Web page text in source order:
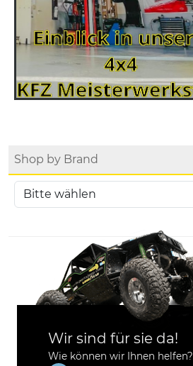
Shop by Brand
Wir sind für sie da!
Wie können wir Ihnen helfen?